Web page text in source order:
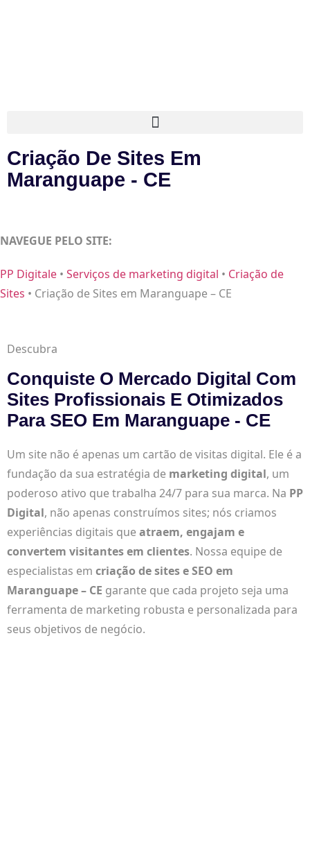
Criação De Sites Em
Maranguape - CE
NAVEGUE PELO SITE:
PP Digitale • Serviços de marketing digital • Criação de
Sites • Criação de Sites em Maranguape – CE
Descubra
Conquiste O Mercado Digital Com
Sites Profissionais E Otimizados
Para SEO Em Maranguape - CE
Um site não é apenas um cartão de visitas digital. Ele é a
fundação da sua estratégia de marketing digital, um
poderoso ativo que trabalha 24/7 para sua marca. Na PP
Digital, não apenas construímos sites; nós criamos
experiências digitais queatraem, engajam e
convertem visitantes em clientes. Nossa equipe de
especialistas em criação de sites e SEO em
Maranguape – CE garante que cada projeto seja uma
ferramenta de marketing robusta e personalizada para
seus objetivos de negócio.